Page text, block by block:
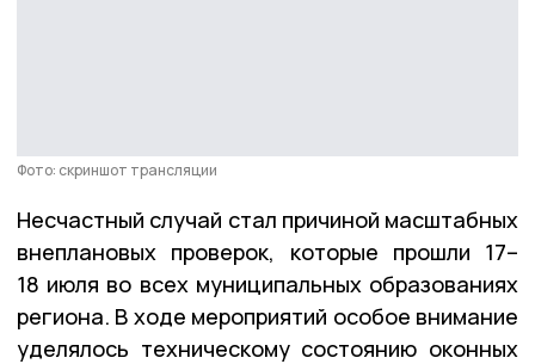
Фото: скриншот трансляции
Несчастный случай стал причиной масштабных
внеплановых проверок, которые прошли 17–
18 июля во всех муниципальных образованиях
региона. В ходе мероприятий особое внимание
уделялось техническому состоянию оконных